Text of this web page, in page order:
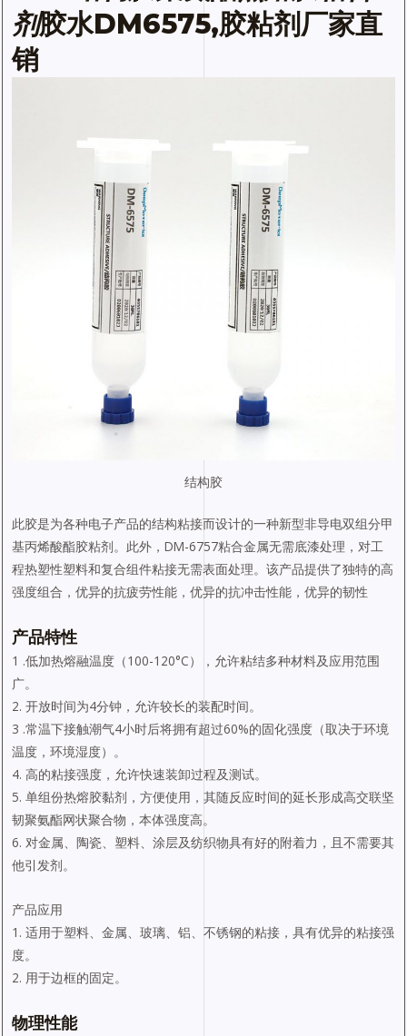
剂胶水DM6575,胶粘剂厂家直
销
结构胶
此胶是为各种电子产品的结构粘接而设计的一种新型非导电双组分甲
基丙烯酸酯胶粘剂。此外，DM-6757粘合金属无需底漆处理，对工
程热塑性塑料和复合组件粘接无需表面处理。该产品提供了独特的高
强度组合，优异的抗疲劳性能，优异的抗冲击性能，优异的韧性
产品特性
1 .低加热熔融温度（100-120°C），允许粘结多种材料及应用范围
广。
2. 开放时间为4分钟，允许较长的装配时间。
3 .常温下接触潮气4小时后将拥有超过60%的固化强度（取决于环境
温度，环境湿度）。
4. 高的粘接强度，允许快速装卸过程及测试。
5. 单组份热熔胶黏剂，方便使用，其随反应时间的延长形成高交联坚
韧聚氨酯网状聚合物，本体强度高。
6. 对金属、陶瓷、塑料、涂层及纺织物具有好的附着力，且不需要其
他引发剂。
产品应用
1. 适用于塑料、金属、玻璃、铝、不锈钢的粘接，具有优异的粘接强
度。
2. 用于边框的固定。
物理性能